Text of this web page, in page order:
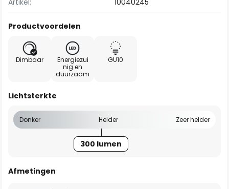
Artikel: 10040245
Productvoordelen
Dimbaar
Energiezui
nig en
duurzaam
GU10
Lichtsterkte
Donker Helder Zeer helder
300 lumen
Afmetingen